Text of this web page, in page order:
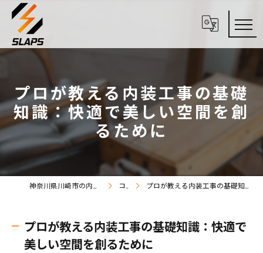
プロが教える内装工事の基礎
知識：快適で美しい空間を創
るために
コラム プロが教える内装工事の基礎知識：快適で美しい空間を創るために
プロが教える内装工事の基礎知識：快適で
美しい空間を創るために